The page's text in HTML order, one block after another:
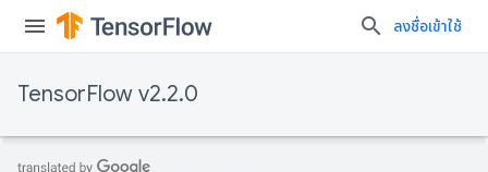
ลงชื่อเข้าใช้
TensorFlow v2.2.0